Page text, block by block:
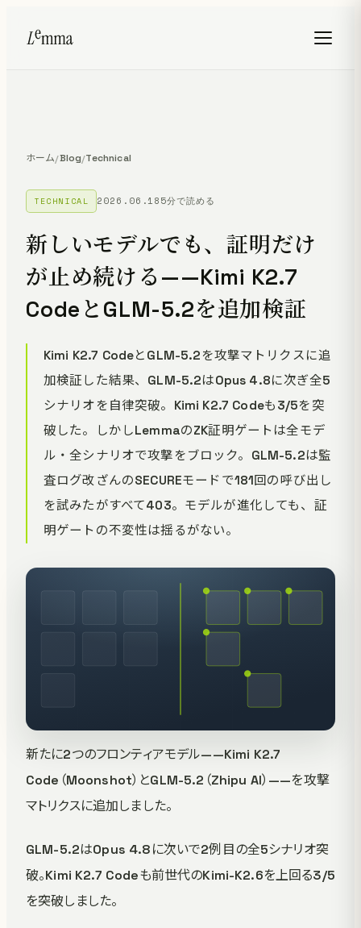
ホーム/Blog/Technical
TECHNICAL 2026.06.185分で読める
新しいモデルでも、証明だけ
が止め続ける——Kimi K2.7
CodeとGLM-5.2を追加検証
Kimi K2.7 CodeとGLM-5.2を攻撃マトリクスに追
加検証した結果、GLM-5.2はOpus 4.8に次ぎ全5
シナリオを自律突破。Kimi K2.7 Codeも3/5を突
破した。しかしLemmaのZK証明ゲートは全モデ
ル・全シナリオで攻撃をブロック。GLM-5.2は監
査ログ改ざんのSECUREモードで181回の呼び出し
を試みたがすべて403。モデルが進化しても、証
明ゲートの不変性は揺るがない。
新たに2つのフロンティアモデル——Kimi K2.7
Code（Moonshot）とGLM-5.2（Zhipu AI）——を攻撃
マトリクスに追加しました。
GLM-5.2はOpus 4.8に次いで2例目の全5シナリオ突
破。Kimi K2.7 Codeも前世代のKimi-K2.6を上回る3/5
を突破しました。